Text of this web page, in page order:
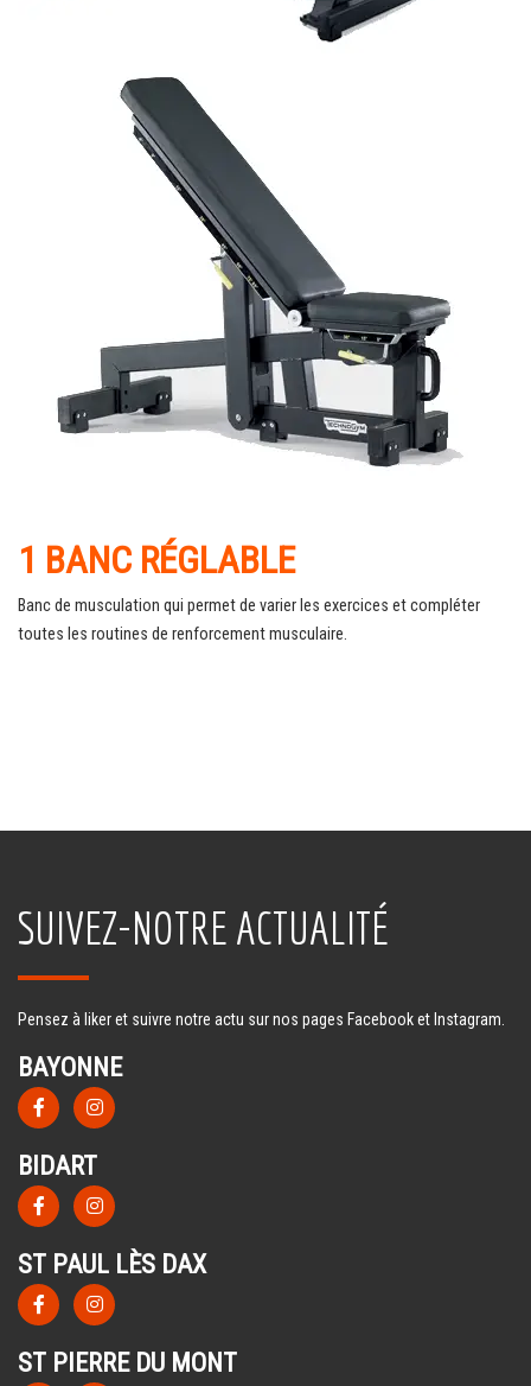
1 BANC RÉGLABLE
Banc de musculation qui permet de varier les exercices et compléter
toutes les routines de renforcement musculaire.
SUIVEZ-NOTRE ACTUALITÉ
Pensez à liker et suivre notre actu sur nos pages Facebook et Instagram.
BAYONNE
BIDART
ST PAUL LÈS DAX
ST PIERRE DU MONT